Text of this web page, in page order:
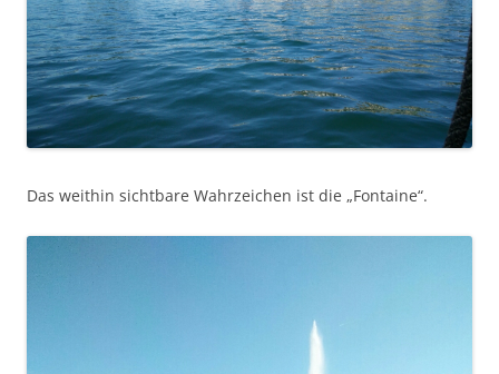
Das weithin sichtbare Wahrzeichen ist die „Fontaine“.